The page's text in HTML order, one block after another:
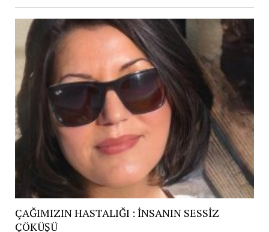
ÇAĞIMIZIN HASTALIĞI : İNSANIN SESSİZ
ÇÖKÜŞÜ